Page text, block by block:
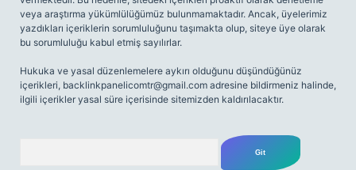
veya araştırma yükümlülüğümüz bulunmamaktadır. Ancak, üyelerimiz
yazdıkları içeriklerin sorumluluğunu taşımakta olup, siteye üye olarak
bu sorumluluğu kabul etmiş sayılırlar.
Hukuka ve yasal düzenlemelere aykırı olduğunu düşündüğünüz
içerikleri, backlinkpanelicomtr@gmail.com adresine bildirmeniz halinde,
ilgili içerikler yasal süre içerisinde sitemizden kaldırılacaktır.